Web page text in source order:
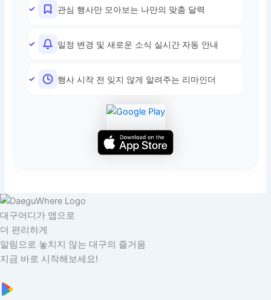
관심 행사만 모아보는 나만의 맞춤 달력
일정 변경 및 새로운 소식 실시간 자동 안내
행사 시작 전 잊지 않게 알려주는 리마인더
대구어디가 앱으로
더 편리하게
알림으로 놓치지 않는 대구의 즐거움
지금 바로 시작해보세요!